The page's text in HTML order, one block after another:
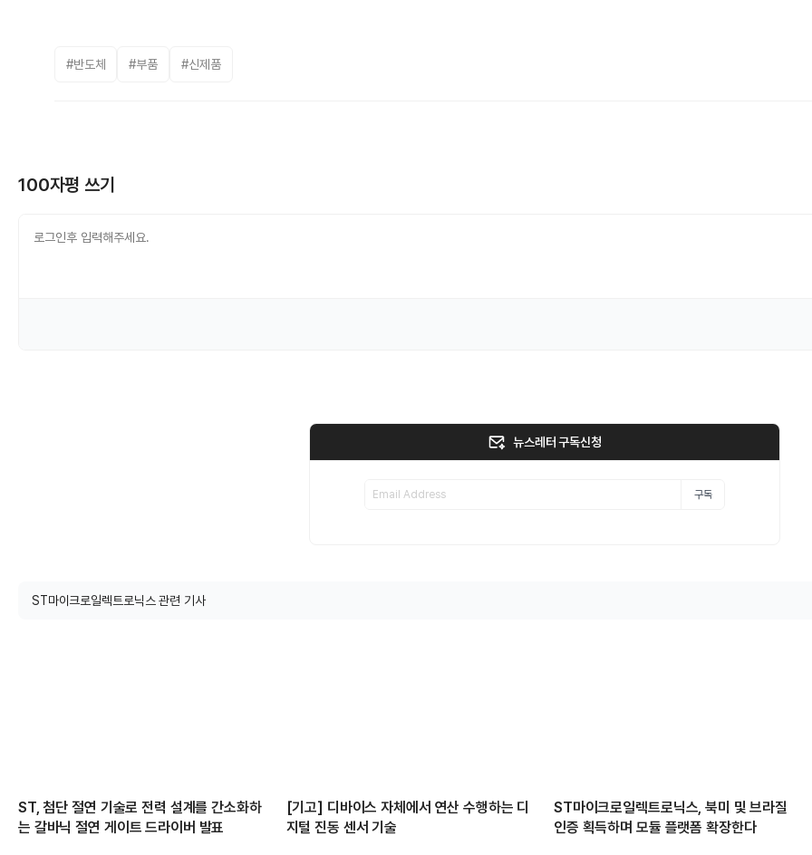
#반도체 #부품 #신제품
100자평 쓰기
뉴스레터 구독신청
구독
ST마이크로일렉트로닉스 관련 기사
ST, 첨단 절연 기술로 전력 설계를 간소화하
는 갈바닉 절연 게이트 드라이버 발표
[기고] 디바이스 자체에서 연산 수행하는 디
지털 진동 센서 기술
ST마이크로일렉트로닉스, 북미 및 브라질
인증 획득하며 모듈 플랫폼 확장한다